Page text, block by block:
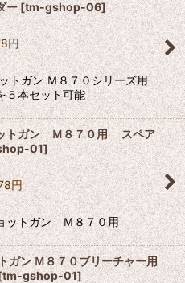
ー[tm-gshop-06]
円
トガン Ｍ８７０シリーズ用
５本セット可能
トガン Ｍ８７０用 スペア
01]
円
ットガン Ｍ８７０用
ガン Ｍ８７０ブリーチャー用
tm-gshop-01]